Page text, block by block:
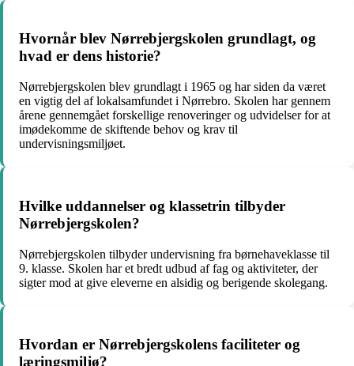
Hvornår blev Nørrebjergskolen grundlagt, og
hvad er dens historie?
Nørrebjergskolen blev grundlagt i 1965 og har siden da været
en vigtig del af lokalsamfundet i Nørrebro. Skolen har gennem
årene gennemgået forskellige renoveringer og udvidelser for at
imødekomme de skiftende behov og krav til
undervisningsmiljøet.
Hvilke uddannelser og klassetrin tilbyder
Nørrebjergskolen?
Nørrebjergskolen tilbyder undervisning fra børnehaveklasse til
9. klasse. Skolen har et bredt udbud af fag og aktiviteter, der
sigter mod at give eleverne en alsidig og berigende skolegang.
Hvordan er Nørrebjergskolens faciliteter og
læringsmiljø?